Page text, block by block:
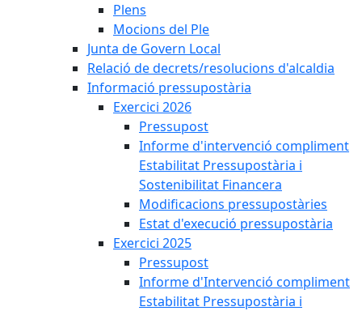
Plens
Mocions del Ple
Junta de Govern Local
Relació de decrets/resolucions d'alcaldia
Informació pressupostària
Exercici 2026
Pressupost
Informe d'intervenció compliment
Estabilitat Pressupostària i
Sostenibilitat Financera
Modificacions pressupostàries
Estat d'execució pressupostària
Exercici 2025
Pressupost
Informe d'Intervenció compliment
Estabilitat Pressupostària i